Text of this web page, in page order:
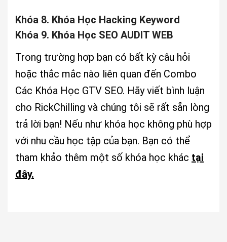
Khóa 8. Khóa Học Hacking Keyword
Khóa 9. Khóa Học SEO AUDIT WEB
Trong trường hợp bạn có bất kỳ câu hỏi
hoặc thắc mắc nào liên quan đến Combo
Các Khóa Học GTV SEO. Hãy viết bình luận
cho RickChilling và chúng tôi sẽ rất sẵn lòng
trả lời bạn! Nếu như khóa học không phù hợp
với nhu cầu học tập của bạn. Bạn có thể
tham khảo thêm một số khóa học khác tại
đây.